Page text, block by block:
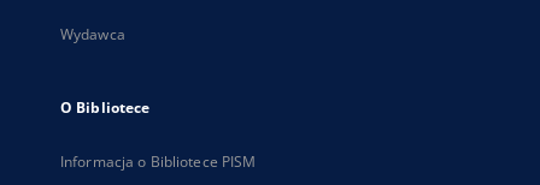
Wydawca
O Bibliotece
Informacja o Bibliotece PISM